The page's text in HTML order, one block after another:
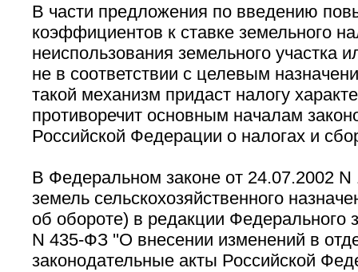
В части предложения по введению
коэффициентов к ставке земельного
неиспользования земельного участка
не в соответствии с целевым
такой механизм придаст налогу
противоречит основным началам
Российской Федерации о налогах и
В Федеральном законе от 24.07.2002
земель сельскохозяйственного
об обороте) в редакции Федерального
N 435-ФЗ ''О внесении изменений в
законодательные акты Российской